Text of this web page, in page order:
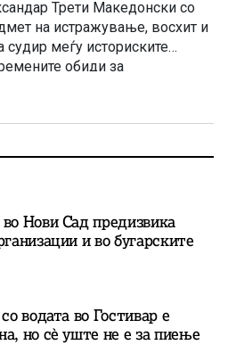
Трети Македонски со
на истражување, восхит и
меѓу историските
обиди за
Во време кога различни
факти и да ги присвојуваат
Нови Сад предизвика
и во бугарските
водата во Гостивар е
но сè уште не е за пиење